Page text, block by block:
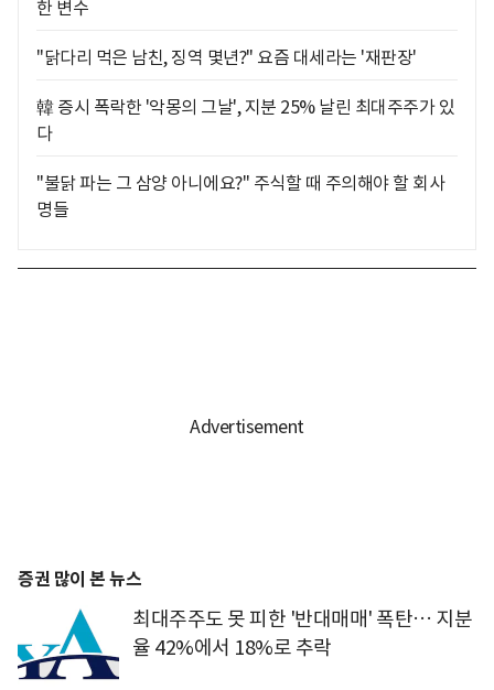
한 변수
"닭다리 먹은 남친, 징역 몇년?" 요즘 대세라는 '재판장'
韓 증시 폭락한 '악몽의 그날', 지분 25% 날린 최대주주가 있
다
"불닭 파는 그 삼양 아니에요?" 주식할 때 주의해야 할 회사
명들
증권 많이 본 뉴스
최대주주도 못 피한 '반대매매' 폭탄… 지분
율 42%에서 18%로 추락